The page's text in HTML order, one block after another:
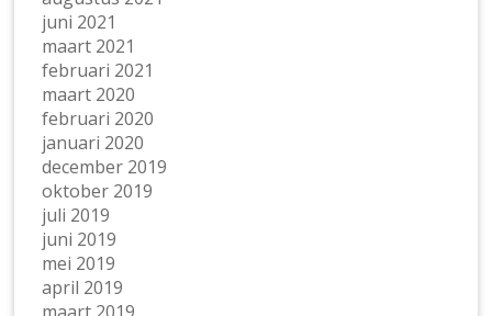
juni 2021
maart 2021
februari 2021
maart 2020
februari 2020
januari 2020
december 2019
oktober 2019
juli 2019
juni 2019
mei 2019
april 2019